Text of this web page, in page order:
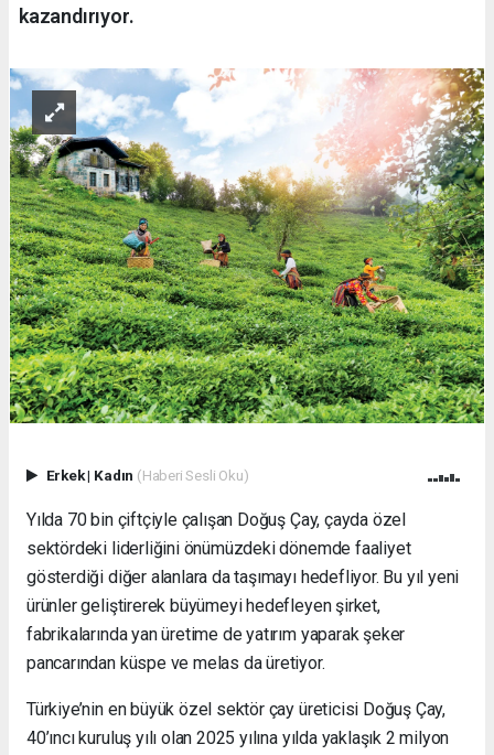
kazandırıyor.
Erkek| Kadın (Haberi Sesli Oku)
Yılda 70 bin çiftçiyle çalışan Doğuş Çay, çayda özel
sektördeki liderliğini önümüzdeki dönemde faaliyet
gösterdiği diğer alanlara da taşımayı hedefliyor. Bu yıl yeni
ürünler geliştirerek büyümeyi hedefleyen şirket,
fabrikalarında yan üretime de yatırım yaparak şeker
pancarından küspe ve melas da üretiyor.
Türkiye’nin en büyük özel sektör çay üreticisi Doğuş Çay,
40’ıncı kuruluş yılı olan 2025 yılına yılda yaklaşık 2 milyon